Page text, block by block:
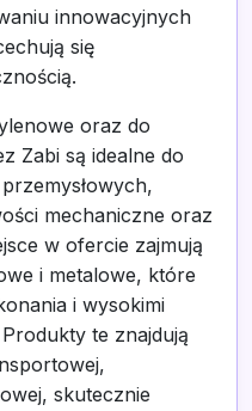
innowacyjnych
się
oraz do
Zabi są idealne do
mechaniczne oraz
w ofercie zajmują
i metalowe, które
i wysokimi
te znajdują
skutecznie